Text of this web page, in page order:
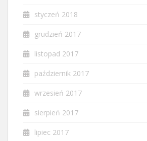
styczeń 2018
grudzień 2017
listopad 2017
październik 2017
wrzesień 2017
sierpień 2017
lipiec 2017